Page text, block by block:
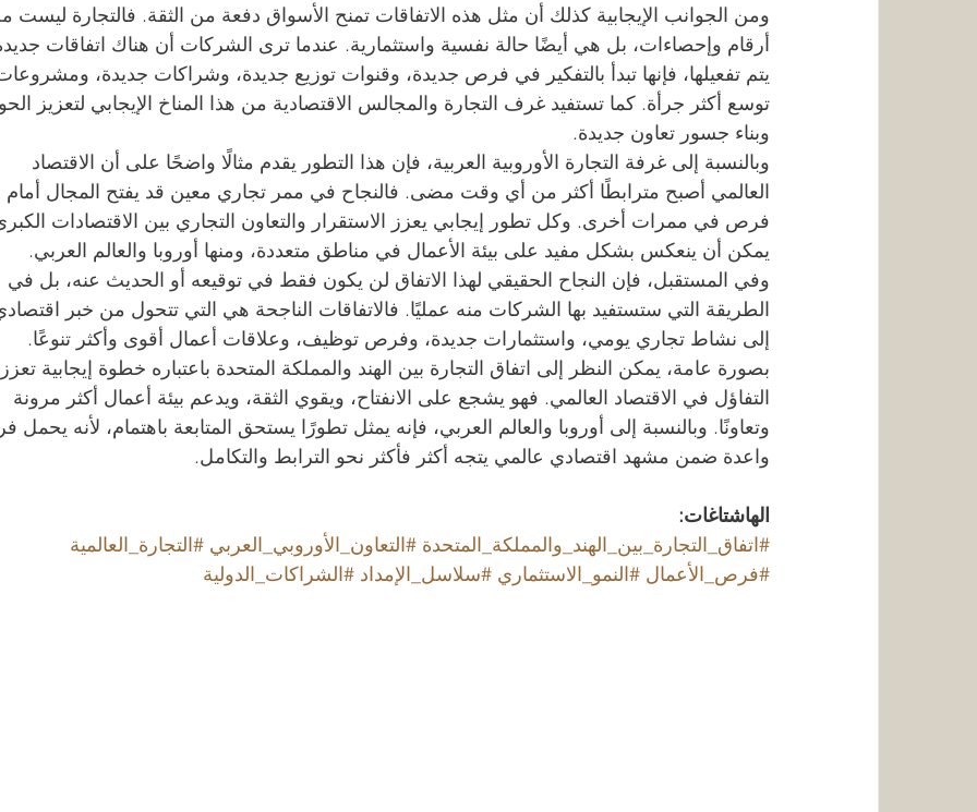
ومن الجوانب الإيجابية كذلك أن مثل هذه الاتفاقات تمنح الأسواق دفعة من الثقة. فالتجارة ليست
أرقام وإحصاءات، بل هي أيضًا حالة نفسية واستثمارية. عندما ترى الشركات أن هناك اتفاقات
يتم تفعيلها، فإنها تبدأ بالتفكير في فرص جديدة، وقنوات توزيع جديدة، وشراكات جديدة،
توسع أكثر جرأة. كما تستفيد غرف التجارة والمجالس الاقتصادية من هذا المناخ الإيجابي لتعزيز
وبناء جسور تعاون جديدة.
وبالنسبة إلى غرفة التجارة الأوروبية العربية، فإن هذا التطور يقدم مثالًا واضحًا على أن الاقتصاد
العالمي أصبح مترابطًا أكثر من أي وقت مضى. فالنجاح في ممر تجاري معين قد يفتح المجال أمام
فرص في ممرات أخرى. وكل تطور إيجابي يعزز الاستقرار والتعاون التجاري بين الاقتصادات
يمكن أن ينعكس بشكل مفيد على بيئة الأعمال في مناطق متعددة، ومنها أوروبا والعالم العربي.
وفي المستقبل، فإن النجاح الحقيقي لهذا الاتفاق لن يكون فقط في توقيعه أو الحديث عنه، بل في
الطريقة التي ستستفيد بها الشركات منه عمليًا. فالاتفاقات الناجحة هي التي تتحول من خبر
إلى نشاط تجاري يومي، واستثمارات جديدة، وفرص توظيف، وعلاقات أعمال أقوى وأكثر تنوعًا.
بصورة عامة، يمكن النظر إلى اتفاق التجارة بين الهند والمملكة المتحدة باعتباره خطوة إيجابية تعزز
التفاؤل في الاقتصاد العالمي. فهو يشجع على الانفتاح، ويقوي الثقة، ويدعم بيئة أعمال أكثر مرونة
وتعاونًا. وبالنسبة إلى أوروبا والعالم العربي، فإنه يمثل تطورًا يستحق المتابعة باهتمام، لأنه يحمل
واعدة ضمن مشهد اقتصادي عالمي يتجه أكثر فأكثر نحو الترابط والتكامل.
الهاشتاغات:
#اتفاق_التجارة_بين_الهند_والمملكة_المتحدة #التعاون_الأوروبي_العربي #التجارة_العالمية
#فرص_الأعمال #النمو_الاستثماري #سلاسل_الإمداد #الشراكات_الدولية